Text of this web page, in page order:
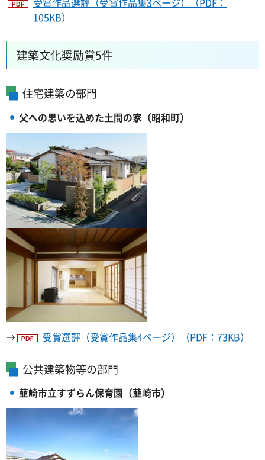
105KB）
建築文化奨励賞5件
住宅建築の部門
父への思いを込めた土間の家（昭和町）
→ 受賞選評（受賞作品集4ページ）（PDF：73KB）
公共建築物等の部門
韮崎市立すずらん保育園（韮崎市）